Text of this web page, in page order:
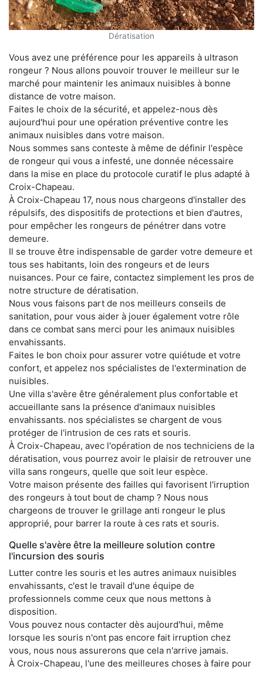
Dératisation
Vous avez une préférence pour les appareils à ultrason
rongeur ? Nous allons pouvoir trouver le meilleur sur le
marché pour maintenir les animaux nuisibles à bonne
distance de votre maison.
Faites le choix de la sécurité, et appelez-nous dès
aujourd'hui pour une opération préventive contre les
animaux nuisibles dans votre maison.
Nous sommes sans conteste à même de définir l'espèce
de rongeur qui vous a infesté, une donnée nécessaire
dans la mise en place du protocole curatif le plus adapté à
Croix-Chapeau.
À Croix-Chapeau 17, nous nous chargeons d'installer des
répulsifs, des dispositifs de protections et bien d'autres,
pour empêcher les rongeurs de pénétrer dans votre
demeure.
Il se trouve être indispensable de garder votre demeure et
tous ses habitants, loin des rongeurs et de leurs
nuisances. Pour ce faire, contactez simplement les pros de
notre structure de dératisation.
Nous vous faisons part de nos meilleurs conseils de
sanitation, pour vous aider à jouer également votre rôle
dans ce combat sans merci pour les animaux nuisibles
envahissants.
Faites le bon choix pour assurer votre quiétude et votre
confort, et appelez nos spécialistes de l'extermination de
nuisibles.
Une villa s'avère être généralement plus confortable et
accueillante sans la présence d'animaux nuisibles
envahissants. nos spécialistes se chargent de vous
protéger de l'intrusion de ces rats et souris.
À Croix-Chapeau, avec l'opération de nos techniciens de la
dératisation, vous pourrez avoir le plaisir de retrouver une
villa sans rongeurs, quelle que soit leur espèce.
Votre maison présente des failles qui favorisent l'irruption
des rongeurs à tout bout de champ ? Nous nous
chargeons de trouver le grillage anti rongeur le plus
approprié, pour barrer la route à ces rats et souris.
Quelle s'avère être la meilleure solution contre
l'incursion des souris
Lutter contre les souris et les autres animaux nuisibles
envahissants, c'est le travail d'une équipe de
professionnels comme ceux que nous mettons à
disposition.
Vous pouvez nous contacter dès aujourd'hui, même
lorsque les souris n'ont pas encore fait irruption chez
vous, nous nous assurerons que cela n'arrive jamais.
À Croix-Chapeau, l'une des meilleures choses à faire pour